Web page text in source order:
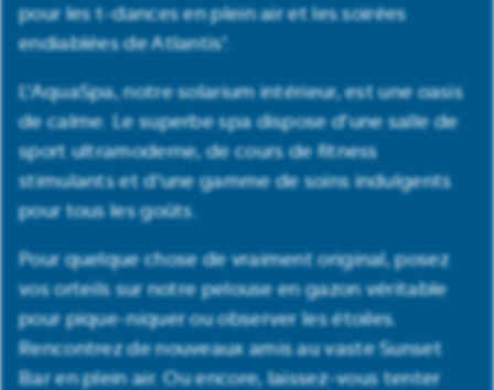
pour les t-dances en plein air et les soirées
endiablées de Atlantis'.
L'AquaSpa, notre solarium intérieur, est une oasis
de calme. Le superbe spa dispose d'une salle de
sport ultramoderne, de cours de fitness
stimulants et d'une gamme de soins indulgents
pour tous les goûts.
Pour quelque chose de vraiment original, posez
vos orteils sur notre pelouse en gazon véritable
pour pique-niquer ou observer les étoiles.
Rencontrez de nouveaux amis au vaste Sunset
Bar en plein air. Ou encore, laissez-vous tenter